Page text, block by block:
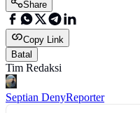
Share
Copy Link
Batal
Tim Redaksi
Septian DenyReporter